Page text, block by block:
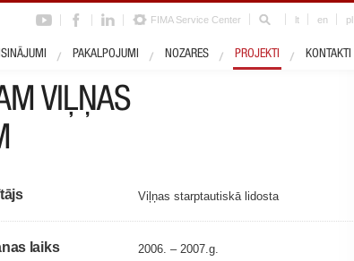
FIMA Service Center lt en pl
PAKALPOJUMI NOZARES PROJEKTI KONTAKTI
Nozares Lidostas
VIĻŅAS
Viļņas starptautiskā lidosta
laiks 2006. – 2007.g.